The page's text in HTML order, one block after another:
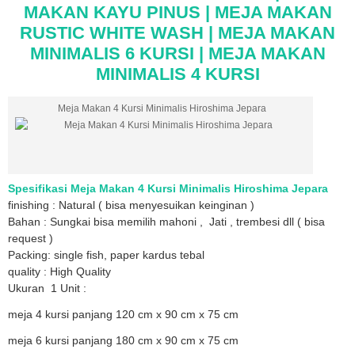
MAKAN KAYU PINUS | MEJA MAKAN
RUSTIC WHITE WASH | MEJA MAKAN
MINIMALIS 6 KURSI | MEJA MAKAN
MINIMALIS 4 KURSI
Meja Makan 4 Kursi Minimalis Hiroshima Jepara
Spesifikasi Meja Makan 4 Kursi Minimalis Hiroshima Jepara
finishing : Natural ( bisa menyesuikan keinginan )
Bahan : Sungkai bisa memilih mahoni , Jati , trembesi dll ( bisa
request )
Packing: single fish, paper kardus tebal
quality : High Quality
Ukuran 1 Unit :
meja 4 kursi panjang 120 cm x 90 cm x 75 cm
meja 6 kursi panjang 180 cm x 90 cm x 75 cm